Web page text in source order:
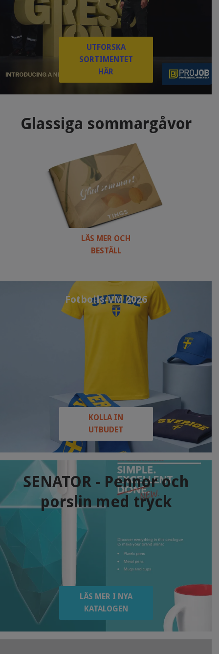
UTFORSKA
SORTIMENTET
HÄR
Glassiga sommargåvor
LÄS MER OCH
BESTÄLL
Fotbolls-VM 2026
KOLLA IN
UTBUDET
SENATOR - Pennor och
porslin med tryck
LÄS MER I NYA
KATALOGEN